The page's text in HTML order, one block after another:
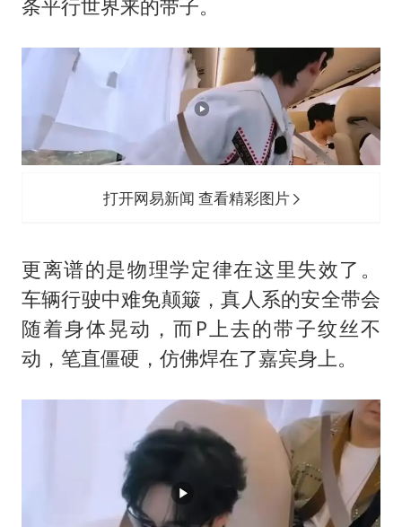
条平行世界来的带子。
打开网易新闻 查看精彩图片
更离谱的是物理学定律在这里失效了。
车辆行驶中难免颠簸，真人系的安全带会
随着身体晃动，而P上去的带子纹丝不
动，笔直僵硬，仿佛焊在了嘉宾身上。